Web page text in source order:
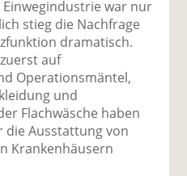
e
n
n e
n
war nur
stieg die Nachfrage
dramatisch.
auf
Operationsmäntel,
und
Flachwäsche haben
die Ausstattung von
Krankenhäusern